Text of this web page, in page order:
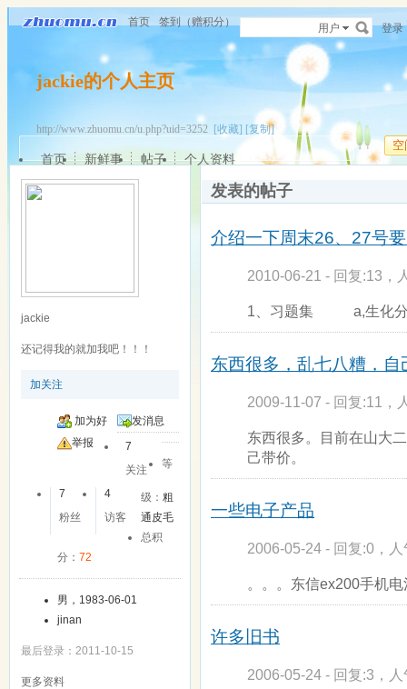
首页 签到（赠积分） 用户 登录
jackie的个人主页
http://www.zhuomu.cn/u.php?uid=3252 [收藏] [复制]
空
首页 新鲜事 帖子 个人资料
jackie
还记得我的就加我吧！！！
加关注
加为好
友
发消息
举报
7
关注
7
粉丝
4
访客
等
级：粗
通皮毛
总积
分： 72
男，1983-06-01
jinan
最后登录：2011-10-15
更多资料
发表的帖子
介绍一下周末26、27号
2010-06-21 - 回复:13，
1、习题集 a,生化分
东西很多，乱七八糟，自
2009-11-07 - 回复:11，
东西很多。目前在山大
己带价。
一些电子产品
2006-05-24 - 回复:0，
。。。东信ex200
许多旧书
2006-05-24 - 回复:3，